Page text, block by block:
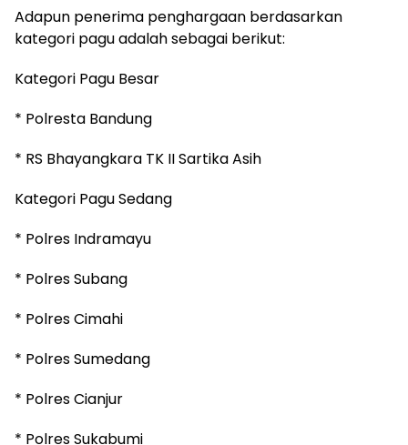
‎Adapun penerima penghargaan berdasarkan
kategori pagu adalah sebagai berikut:
‎Kategori Pagu Besar
‎* Polresta Bandung
‎* RS Bhayangkara TK II Sartika Asih
‎Kategori Pagu Sedang
‎* Polres Indramayu
‎* Polres Subang
‎* Polres Cimahi
‎* Polres Sumedang
‎* Polres Cianjur
‎* Polres Sukabumi